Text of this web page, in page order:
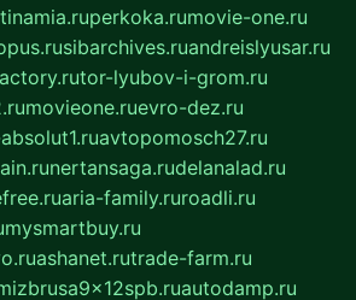
perkoka.rumovie-one.ru
sibarchives.ruandreislyusar.ru
tor-lyubov-i-grom.ru
movieone.ruevro-dez.ru
avtopomosch27.ru
nertansaga.rudelanalad.ru
aria-family.ruroadli.ru
mysmartbuy.ru
ashanet.rutrade-farm.ru
autodamp.ru